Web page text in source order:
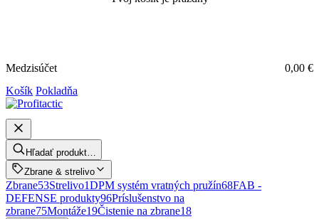
Medzisúčet 0,00 €
Košík Pokladňa
Hľadať produkt…
Zbrane & strelivo
Zbrane53Strelivo1DPM systém vratných pružín68FAB -
DEFENSE produkty96Príslušenstvo na
zbrane75Montáže19Čistenie na zbrane18